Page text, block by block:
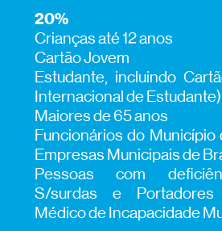
20%
Crianças até 12 anos
Cartão Jovem
Estudante, incluindo
Internacional de Estudante)
Maiores de 65 anos
Funcionários do Município
Empresas Municipais de
Pessoas com
S/surdas e
Médico de Incapacidade